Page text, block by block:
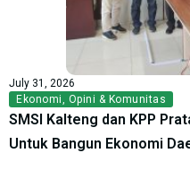
July 31, 2026
Ekonomi, Opini & Komunitas
SMSI Kalteng dan KPP
Untuk Bangun Ekonomi